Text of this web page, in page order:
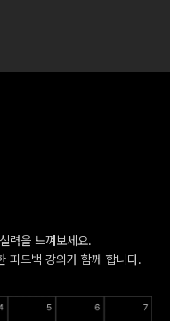
력을 느껴보세요.
피드백 강의가 함께 합니다.